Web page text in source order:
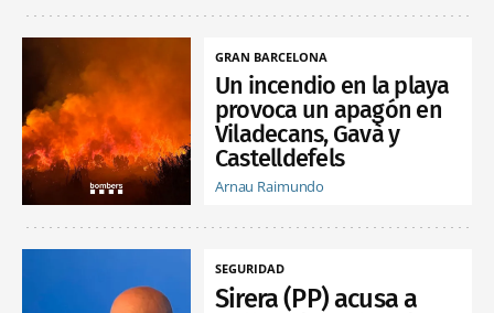
GRAN BARCELONA
Un incendio en la playa
provoca un apagón en
Viladecans, Gavà y
Castelldefels
Arnau Raimundo
SEGURIDAD
Sirera (PP) acusa a